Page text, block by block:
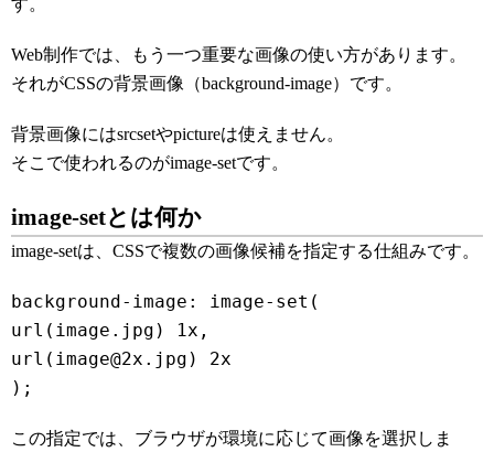
す。
Web制作では、もう一つ重要な画像の使い方があります。
それがCSSの背景画像（background-image）です。
背景画像にはsrcsetやpictureは使えません。
そこで使われるのがimage-setです。
image-setとは何か
image-setは、CSSで複数の画像候補を指定する仕組みです。
background-image: image-set(
url(image.jpg) 1x,
url(image@2x.jpg) 2x
);
この指定では、ブラウザが環境に応じて画像を選択しま